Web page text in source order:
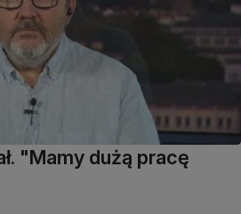
"Mamy dużą pracę